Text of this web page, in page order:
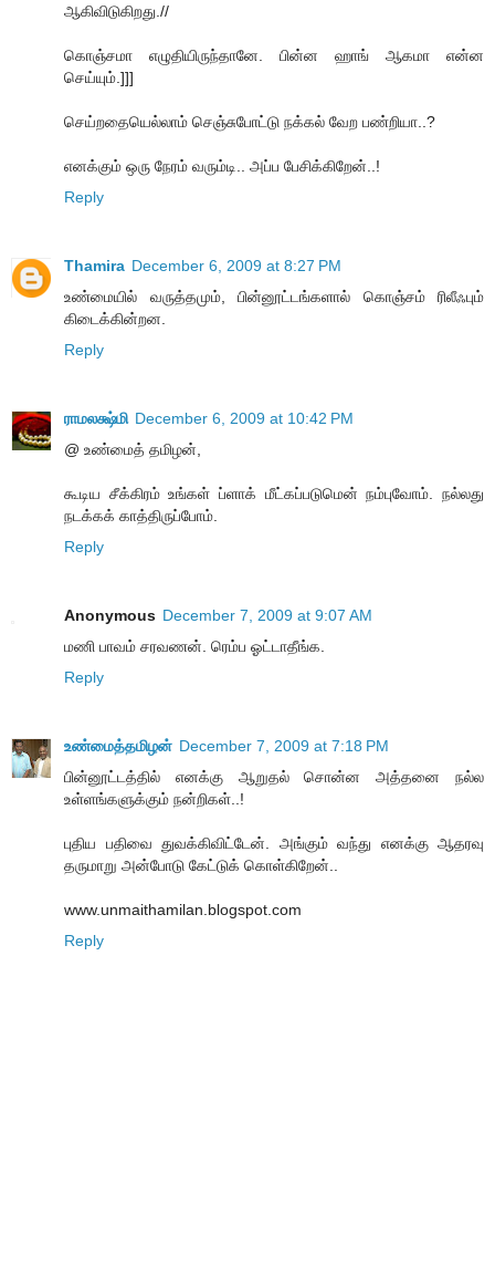
ஆகிவிடுகிறது.//
கொஞ்சமா எழுதியிருந்தானே. பின்ன ஹாங் ஆகமா என்ன
செய்யும்.]]]
செய்றதையெல்லாம் செஞ்சுபோட்டு நக்கல் வேற பண்றியா..?
எனக்கும் ஒரு நேரம் வரும்டி.. அப்ப பேசிக்கிறேன்..!
Reply
Thamira December 6, 2009 at 8:27 PM
உண்மையில் வருத்தமும், பின்னூட்டங்களால் கொஞ்சம் ரிலீஃபும்
கிடைக்கின்றன.
Reply
ராமலக்ஷ்மி December 6, 2009 at 10:42 PM
@ உண்மைத் தமிழன்,
கூடிய சீக்கிரம் உங்கள் ப்ளாக் மீட்கப்படுமென் நம்புவோம். நல்லது
நடக்கக் காத்திருப்போம்.
Reply
Anonymous December 7, 2009 at 9:07 AM
மணி பாவம் சரவணன். ரெம்ப ஓட்டாதீங்க.
Reply
உண்மைத்தமிழன் December 7, 2009 at 7:18 PM
பின்னூட்டத்தில் எனக்கு ஆறுதல் சொன்ன அத்தனை நல்ல
உள்ளங்களுக்கும் நன்றிகள்..!
புதிய பதிவை துவக்கிவிட்டேன். அங்கும் வந்து எனக்கு ஆதரவு
தருமாறு அன்போடு கேட்டுக் கொள்கிறேன்..
www.unmaithamilan.blogspot.com
Reply